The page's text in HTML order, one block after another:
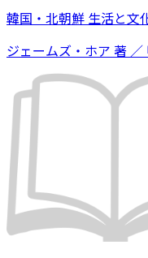
韓国・北朝鮮 生活と文
ジェームズ・ホア 著